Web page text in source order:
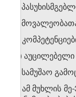
ა)
ბ)
გ)
დ)
ე) სამუშაო
4. ამ მუხლის